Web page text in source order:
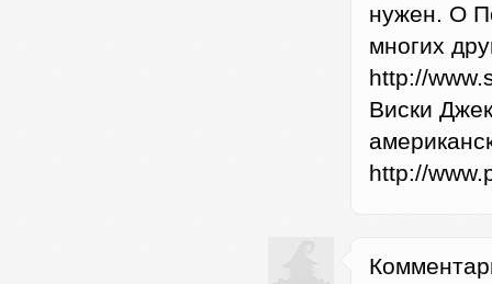
нужен. О
многих
http://
Виски
http://